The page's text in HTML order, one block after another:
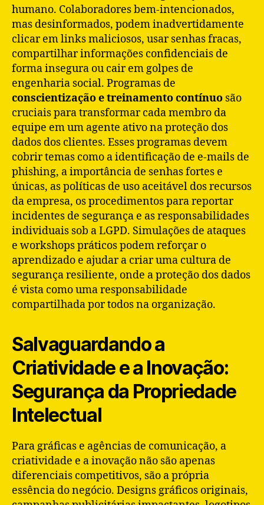
humano. Colaboradores bem-intencionados,
mas desinformados, podem inadvertidamente
clicar em links maliciosos, usar senhas fracas,
compartilhar informações confidenciais de
forma insegura ou cair em golpes de
engenharia social. Programas de
conscientização e treinamento contínuo são
cruciais para transformar cada membro da
equipe em um agente ativo na proteção dos
dados dos clientes. Esses programas devem
cobrir temas como a identificação de e-mails de
phishing, a importância de senhas fortes e
únicas, as políticas de uso aceitável dos recursos
da empresa, os procedimentos para reportar
incidentes de segurança e as responsabilidades
individuais sob a LGPD. Simulações de ataques
e workshops práticos podem reforçar o
aprendizado e ajudar a criar uma cultura de
segurança resiliente, onde a proteção dos dados
é vista como uma responsabilidade
compartilhada por todos na organização.
Salvaguardando a
Criatividade e a Inovação:
Segurança da Propriedade
Intelectual
Para gráficas e agências de comunicação, a
criatividade e a inovação não são apenas
diferenciais competitivos, são a própria
essência do negócio. Designs gráficos originais,